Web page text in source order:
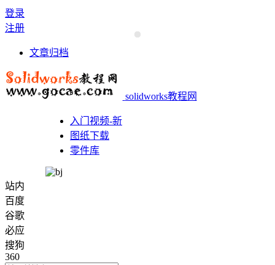
登录
注册
文章归档
solidworks教程网
入门视频-新
图纸下载
零件库
站内
百度
谷歌
必应
搜狗
360